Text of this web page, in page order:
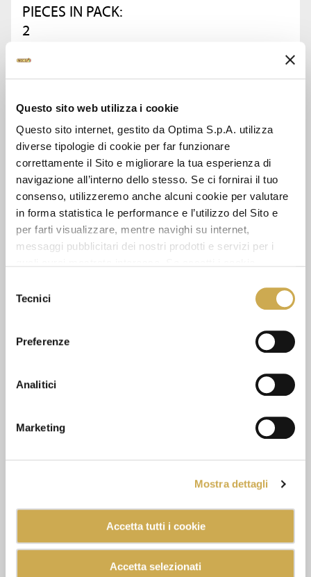
Questo sito web utilizza i cookie
Questo sito internet, gestito da Optima S.p.A. utilizza
diverse tipologie di cookie per far funzionare
correttamente il Sito e migliorare la tua esperienza di
navigazione all’interno dello stesso. Se ci fornirai il tuo
consenso, utilizzeremo anche alcuni cookie per valutare
in forma statistica le performance e l’utilizzo del Sito e
per farti visualizzare, mentre navighi su internet,
messaggi pubblicitari dei nostri prodotti e servizi per i
delTecnici
Preferenze
Analitici
Marketing
Mostra dettagli
Accetta tutti i cookie
Accetta selezionati
PIECES IN PACK:
2
ASK FOR INFORMATION
SEE ALSO